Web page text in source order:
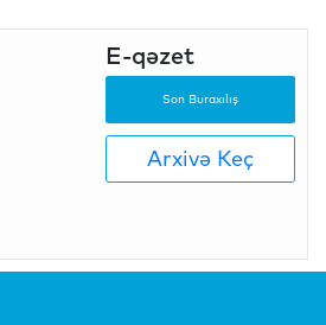
E-qəzet
Son Buraxılış
Arxivə Keç